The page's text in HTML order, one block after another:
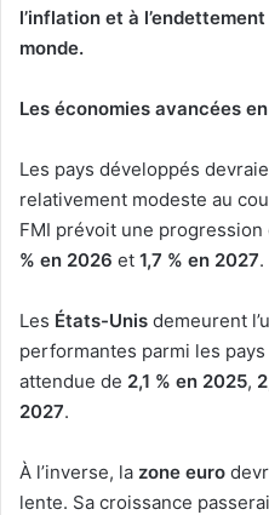
l’inflation et à
monde.
Les économies avancées
Les pays développés
relativement modeste au
FMI prévoit une progression
% en 2026 et 1,7 % en 2027.
Les États-Unis demeurent
performantes parmi les
attendue de 2,1 % en 2025,
2027.
À l’inverse, la zone euro
lente. Sa croissance